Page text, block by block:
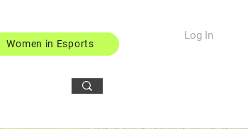
Women in Esports
Log In